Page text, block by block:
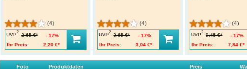
(4)
UVP
2
: 2,65 €*
Ihr Preis:
2,20 €*
17%
(4)
UVP
2
: 3,65 €*
Ihr Preis:
3,04 €*
17%
(4)
UVP
2
: 9,45 €*
Ihr Preis:
7,84 €*
17%
Foto Produktdaten Preis